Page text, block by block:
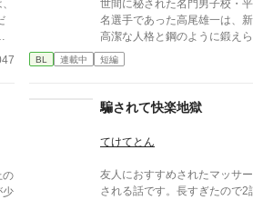
世間に秘された名門男子校・平坂
名選手であった高尾雄一は、
高潔な人格と鋼のように鍛えられた肉
園にとって最高の生贄の候補に
の筋肉を持つ、精神を削られ
躍する 意志をなくし筋肉の操り人形と化した“デク”
ァンタジー
BL 連載中 短編
の
少
騙されて快楽地獄
てけてとん
友人におすすめされたマッサ
される話です。長すぎたので2